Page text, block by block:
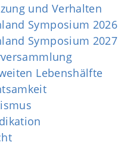
und Verhalten
Symposium 2026
Symposium 2027
Lebenshälfte